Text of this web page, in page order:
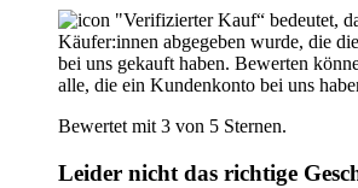
"Verifizierter Kauf“ bedeutet,
Käufer:innen abgegeben wurde, die
bei uns gekauft haben. Bewerten
alle, die ein Kundenkonto bei uns
Bewertet mit 3 von 5 Sternen.
Leider nicht das richtige